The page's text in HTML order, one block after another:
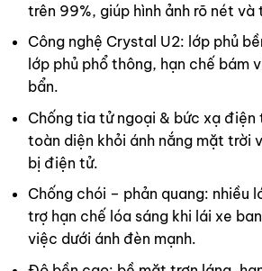
trên 99%, giúp hình ảnh rõ nét và
Công nghệ Crystal U2: lớp phủ
lớp phủ phổ thông, hạn chế bám
bẩn.
Chống tia tử ngoại & bức xạ điện
toàn diện khỏi ánh nắng mặt trời
bị điện tử.
Chống chói – phản quang: nhiều
trợ hạn chế lóa sáng khi lái xe
việc dưới ánh đèn mạnh.